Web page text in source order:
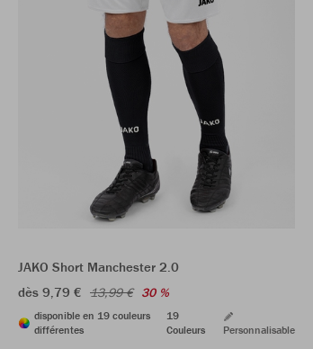
JAKO Short Manchester 2.0
dès 9,79 € 13,99 € 30 %
disponible en 19 couleurs
différentes
19
Couleurs
Personnalisable